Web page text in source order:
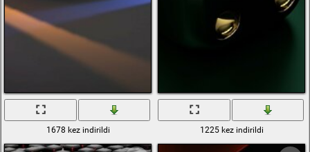
1678 kez indirildi 1225 kez indirildi